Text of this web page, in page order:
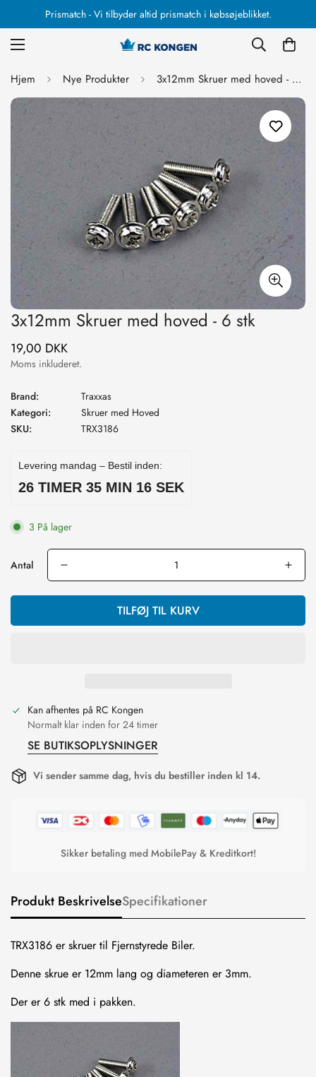
Prismatch - Vi tilbyder altid prismatch i købsøjeblikket.
Hjem Nye Produkter 3x12mm Skruer med hoved - 6 stk
3x12mm Skruer med hoved - 6 stk
Normal
pris
19,00 DKK
Moms inkluderet.
Brand:
Traxxas
Kategori:
Skruer med Hoved
SKU:
TRX3186
Levering mandag – Bestil inden:
26 TIMER 35 MIN 15 SEK
3 På lager
Antal
TILFØJ TIL KURV
Kan afhentes på RC Kongen
Normalt klar inden for 24 timer
SE BUTIKSOPLYSNINGER
Vi sender samme dag, hvis du bestiller inden kl 14.
Sikker betaling med MobilePay & Kreditkort!
Produkt BeskrivelseSpecifikationer
TRX3186 er skruer til Fjernstyrede Biler.
Denne skrue er 12mm lang og diameteren er 3mm.
Der er 6 stk med i pakken.